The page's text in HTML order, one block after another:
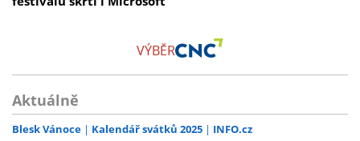
VÝBĚR
Aktuálně
Blesk Vánoce Kalendář svátků 2025 INFO.cz